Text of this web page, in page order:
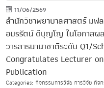
11/06/2569
สำนักวิชาพยาบาลศาสตร์ มฟ
อมรรัตน์ ดีบุญโญ ในโอกาสผ
วารสารนานาชาติระดับ Q1/
Congratulates Lecturer
Publication
Categories: กิจกรรมการวิจัย การวิจัย กิจ